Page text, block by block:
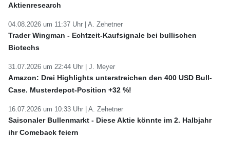
Aktienresearch
04.08.2026 um 11:37 Uhr | A. Zehetner
Trader Wingman - Echtzeit-Kaufsignale bei bullischen
Biotechs
31.07.2026 um 22:44 Uhr | J. Meyer
Amazon: Drei Highlights unterstreichen den 400 USD Bull-
Case. Musterdepot-Position +32 %!
16.07.2026 um 10:33 Uhr | A. Zehetner
Saisonaler Bullenmarkt - Diese Aktie könnte im 2. Halbjahr
ihr Comeback feiern